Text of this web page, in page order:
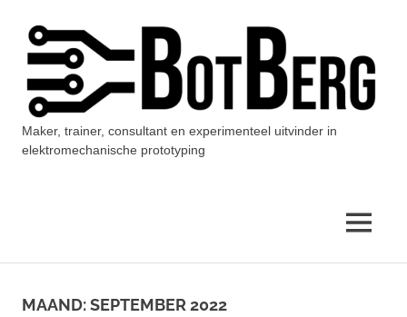
inhoud
BotBerg
Maker, trainer, consultant en experimenteel uitvinder in
elektromechanische prototyping
MENU
MAAND:SEPTEMBER 2022